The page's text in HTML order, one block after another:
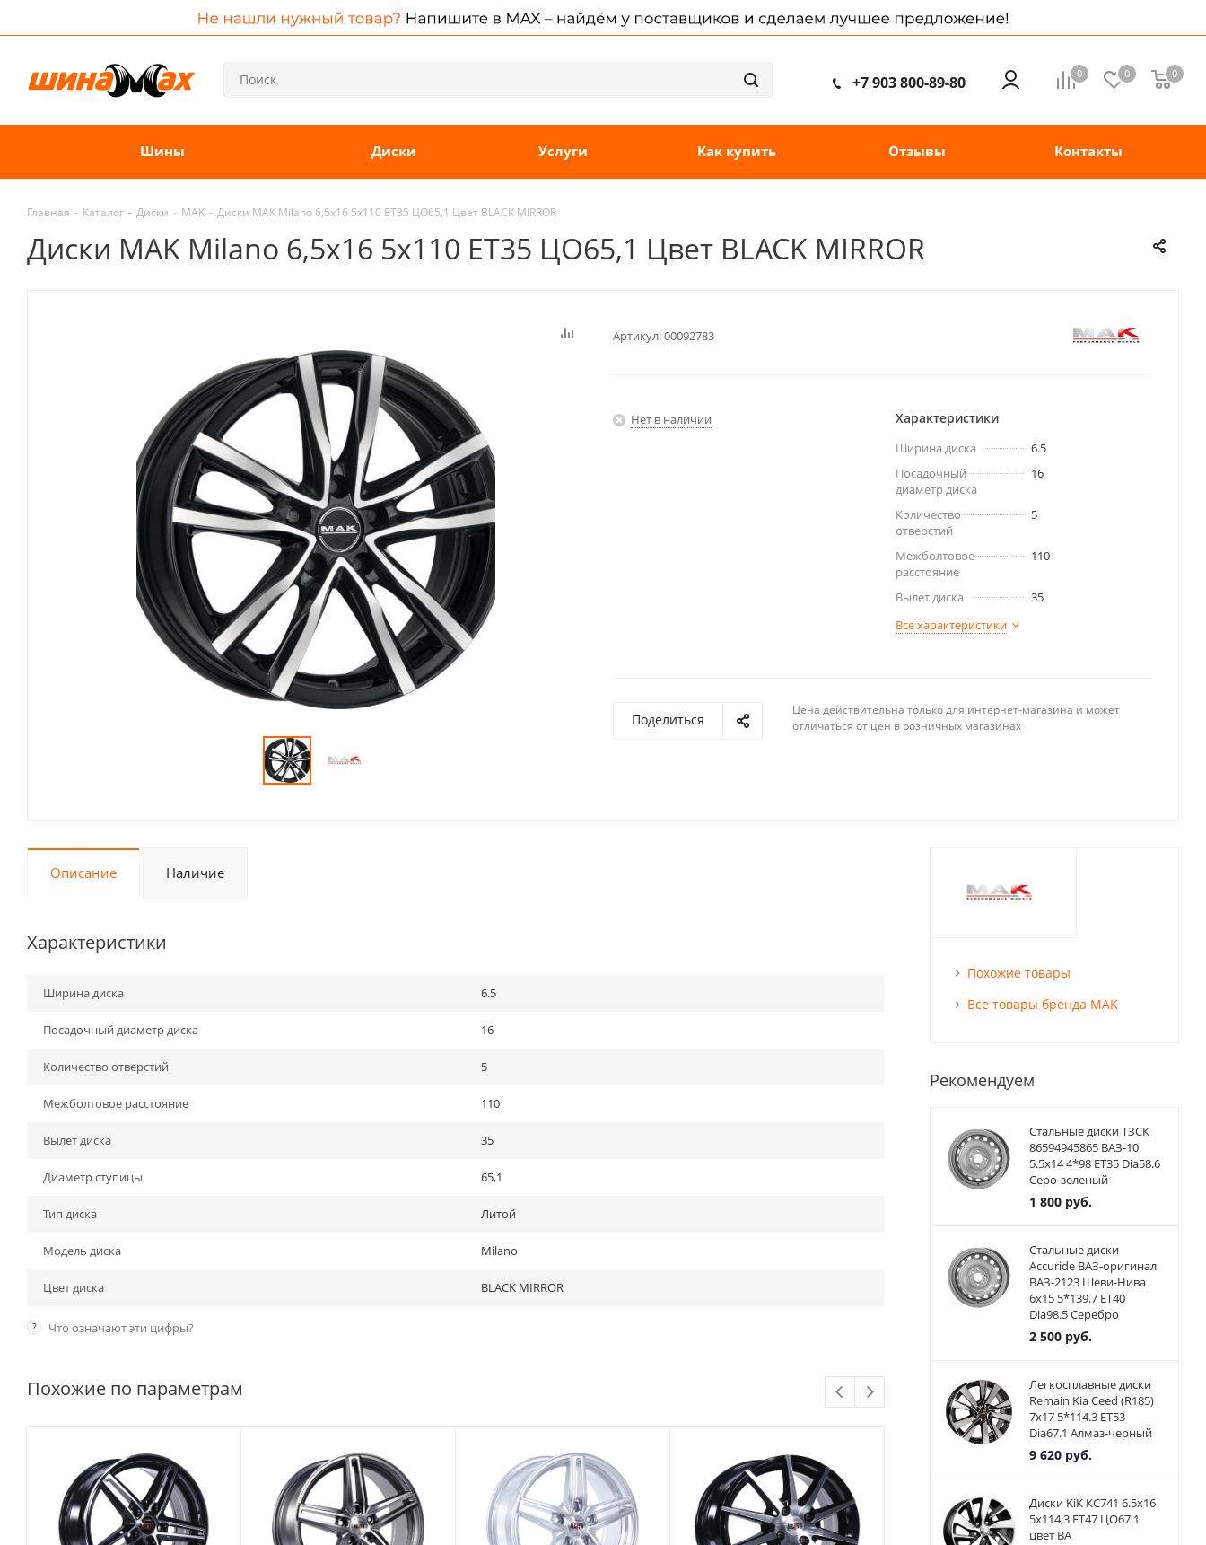
0 0 0
+7 903 800-89-80
Шины Диски Услуги Как купить Отзывы Контакты
Главная - Каталог - Диски - MAK - Диски MAK Milano 6,5x16 5x110 ET35 ЦО65,1 Цвет BLACK MIRROR
Диски MAK Milano 6,5x16 5x110 ET35 ЦО65,1 Цвет BLACK MIRROR
Артикул:00092783
Нет в наличии Характеристики
Ширина диска
6.5
Посадочный
диаметр диска
16
Количество
отверстий
5
Межболтовое
расстояние
110
Вылет диска
35
Все характеристики
Поделиться
Цена действительна только для интернет-магазина и может
отличаться от цен в розничных магазинах
Описание Наличие
Характеристики
Ширина диска 6.5
Посадочный диаметр диска 16
Количество отверстий 5
Межболтовое расстояние 110
Вылет диска 35
Диаметр ступицы 65,1
Тип диска Литой
Модель диска Milano
Цвет диска BLACK MIRROR
? Что означают эти цифры?
Похожие по параметрам
Похожие товары
Все товары бренда MAK
Рекомендуем
Стальные диски ТЗСК
86594945865 ВАЗ-10
5.5x14 4*98 ET35 Dia58.6
Серо-зеленый
1 800руб.
Стальные диски
Accuride ВАЗ-оригинал
ВАЗ-2123 Шеви-Нива
6x15 5*139.7 ET40
Dia98.5 Серебро
2 500руб.
Легкосплавные диски
Remain Kia Ceed (R185)
7x17 5*114.3 ET53
Dia67.1 Алмаз-черный
9 620руб.
Диски KiK КС741 6.5x16
5x114,3 ET47 ЦО67.1
цвет BA